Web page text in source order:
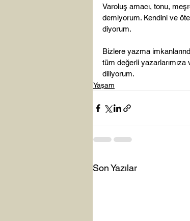
Varoluş amacı, tonu,
demiyorum. Kendini ve
diyorum.
Bizlere yazma
tüm değerli
diliyorum.
Yaşam
Son Yazılar